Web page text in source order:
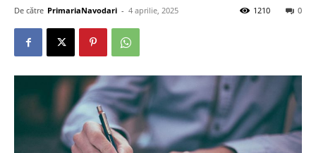
De către PrimariaNavodari - 4 aprilie, 2025 0
1210